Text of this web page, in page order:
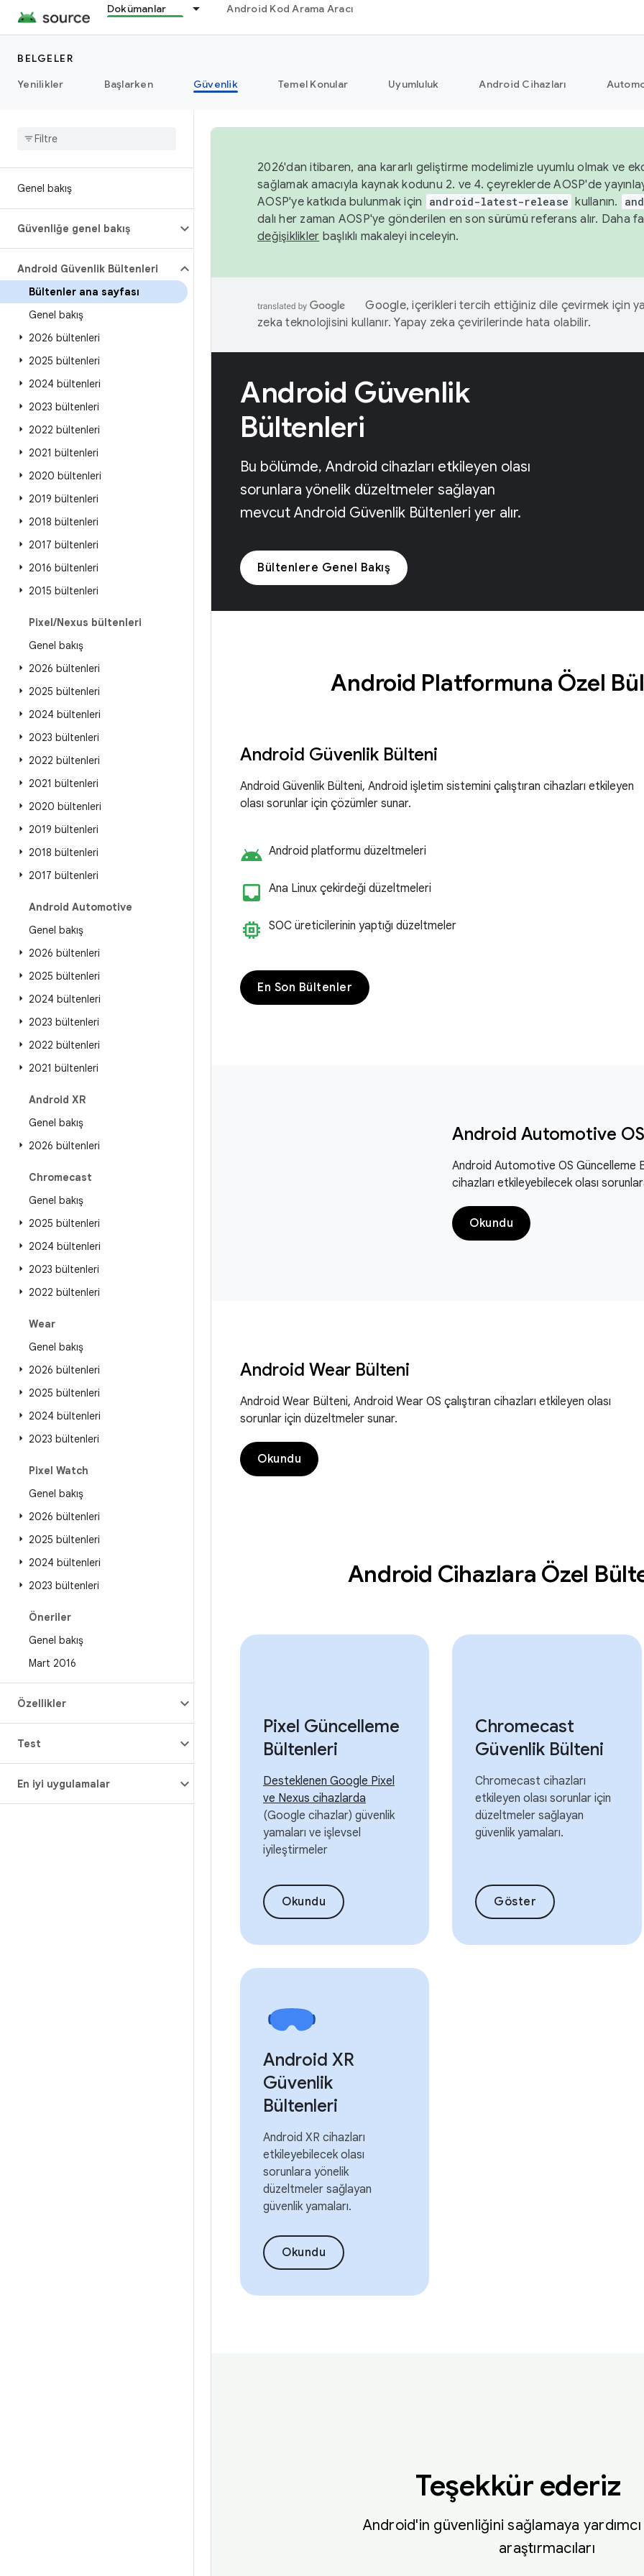
Dokümanlar Android Kod Arama Aracı
BELGELER
Yenilikler
Başlarken Güvenlik Temel Konular Uyumluluk Android Cihazları
Genel bakış
Güvenliğe genel bakış
Android Güvenlik Bültenleri
Bültenler ana sayfası
Genel bakış
2026 bültenleri
2025 bültenleri
2024 bültenleri
2023 bültenleri
2022 bültenleri
2021 bültenleri
2020 bültenleri
2019 bültenleri
2018 bültenleri
2017 bültenleri
2016 bültenleri
2015 bültenleri
Pixel/Nexus bültenleri
Genel bakış
2026 bültenleri
2025 bültenleri
2024 bültenleri
2023 bültenleri
2022 bültenleri
2021 bültenleri
2020 bültenleri
2019 bültenleri
2018 bültenleri
2017 bültenleri
Android Automotive
Genel bakış
2026 bültenleri
2025 bültenleri
2024 bültenleri
2023 bültenleri
2022 bültenleri
2021 bültenleri
Android XR
Genel bakış
2026 bültenleri
Chromecast
Genel bakış
2025 bültenleri
2024 bültenleri
2023 bültenleri
2022 bültenleri
Wear
Genel bakış
2026 bültenleri
2025 bültenleri
2024 bültenleri
2023 bültenleri
Pixel Watch
Genel bakış
2026 bültenleri
2025 bültenleri
2024 bültenleri
2023 bültenleri
Öneriler
Genel bakış
Mart 2016
Özellikler
Test
En iyi uygulamalar
2026'dan itibaren, ana kararlı geliştirme modelimizle uyumlu olmak ve
sağlamak amacıyla kaynak kodunu 2. ve 4. çeyreklerde AOSP'de
AOSP'ye katkıda bulunmak için
android-latest-release kullanın.
dalı her zaman AOSP'ye gönderilen en son sürümü referans alır. Daha
değişiklikler başlıklı makaleyi inceleyin.
Google, içerikleri tercih ettiğiniz dile çevirmek için
zeka teknolojisini kullanır. Yapay zeka çevirilerinde hata olabilir.
Android Güvenlik
Bültenleri
Bu bölümde, Android cihazları etkileyen olası
sorunlara yönelik düzeltmeler sağlayan
mevcut Android Güvenlik Bültenleri yer alır.
Bültenlere Genel Bakış
Android Platformuna Özel
Android Güvenlik Bülteni
Android Güvenlik Bülteni, Android işletim sistemini çalıştıran cihazları etkileyen
olası sorunlar için çözümler sunar.
android Android platformu düzeltmeleri
inbox_customize
Ana Linux çekirdeği düzeltmeleri
memory SOC üreticilerinin yaptığı düzeltmeler
En Son Bültenler
Android Automotive
Android Automotive OS Güncelleme
cihazları etkileyebilecek olası
Okundu
Android Wear Bülteni
Android Wear Bülteni, Android Wear OS çalıştıran cihazları etkileyen olası
sorunlar için düzeltmeler sunar.
Okundu
Android Cihazlara Özel
Pixel Güncelleme
Bültenleri
Desteklenen Google Pixel
ve Nexus cihazlarda
(Google cihazlar) güvenlik
yamaları ve işlevsel
iyileştirmeler
Okundu
Chromecast
Güvenlik Bülteni
Chromecast cihazları
etkileyen olası sorunlar için
düzeltmeler sağlayan
güvenlik yamaları.
Göster
Android XR
Güvenlik
Bültenleri
Android XR cihazları
etkileyebilecek olası
sorunlara yönelik
düzeltmeler sağlayan
güvenlik yamaları.
Okundu
Teşekkür ederiz
Android'in güvenliğini sağlamaya
araştırmacıları